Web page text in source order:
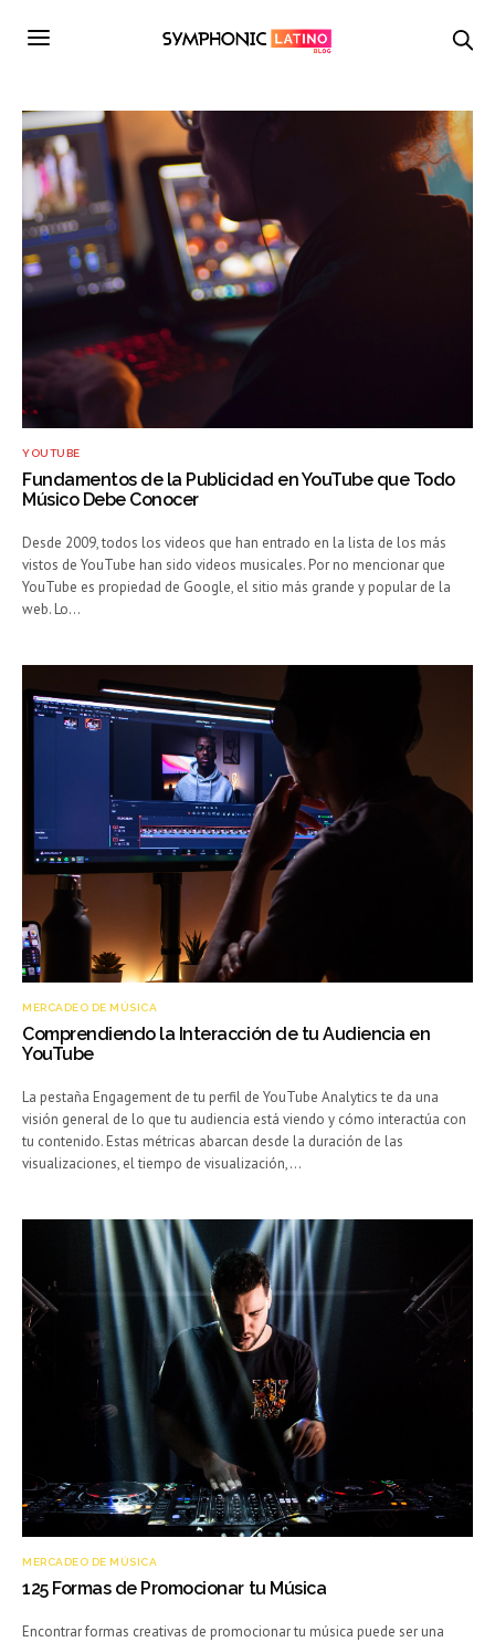
YOUTUBE
Fundamentos de la Publicidad en YouTube que Todo
Músico Debe Conocer
Desde 2009, todos los videos que han entrado en la lista de los más
vistos de YouTube han sido videos musicales. Por no mencionar que
YouTube es propiedad de Google, el sitio más grande y popular de la
web. Lo…
MERCADEO DE MÚSICA
Comprendiendo la Interacción de tu Audiencia en
YouTube
La pestaña Engagement de tu perfil de YouTube Analytics te da una
visión general de lo que tu audiencia está viendo y cómo interactúa con
tu contenido. Estas métricas abarcan desde la duración de las
visualizaciones, el tiempo de visualización,…
MERCADEO DE MÚSICA
125 Formas de Promocionar tu Música
Encontrar formas creativas de promocionar tu música puede ser una